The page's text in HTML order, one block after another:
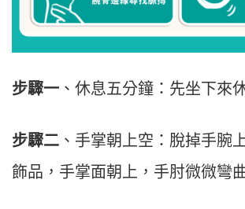
步驟⼀ 、休息五分鐘：先坐下來
步驟⼆ 、⼿掌朝上空：脫掉⼿腕
飾品，⼿掌⾯朝上，⼿肘微微彎